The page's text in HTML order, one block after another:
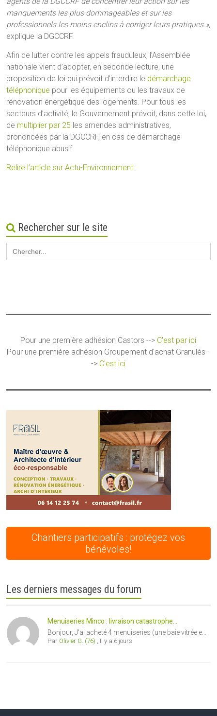
manquements les plus dommageables et sur les
professionnels les moins enclins à corriger leurs pratiques »,
explique la DGCCRF.
Afin de lutter contre les appels frauduleux, l’Assemblée
nationale vient d’adopter, en seconde lecture, une
proposition de loi qui prévoit d’interdire le démarchage
téléphonique pour les équipements ou les travaux de
rénovation énergétique des logements. Pour tous les
secteurs d’activité, le Gouvernement prévoit, dans cette loi,
de multiplier par 25 les amendes administratives,
prononcées par la DGCCRF, en cas de démarchage
téléphonique abusif.
Relire l’article sur Actu-Environnement
Rechercher sur le site
Search
for:
Pour une première adhésion Castors --> C'est par ici
Pour une première adhésion Groupement d'achat Granulés -
-> C'est ici
Chantiers participatifs : protégez vos
bénévoles!
Les derniers messages du forum
Menuiseries Minco : livraison catastrophe...
Bonjour, J'ai acheté 4 menuiseries (une baie vitrée e...
Par Olivier G. (76) , Il y a 6 jours